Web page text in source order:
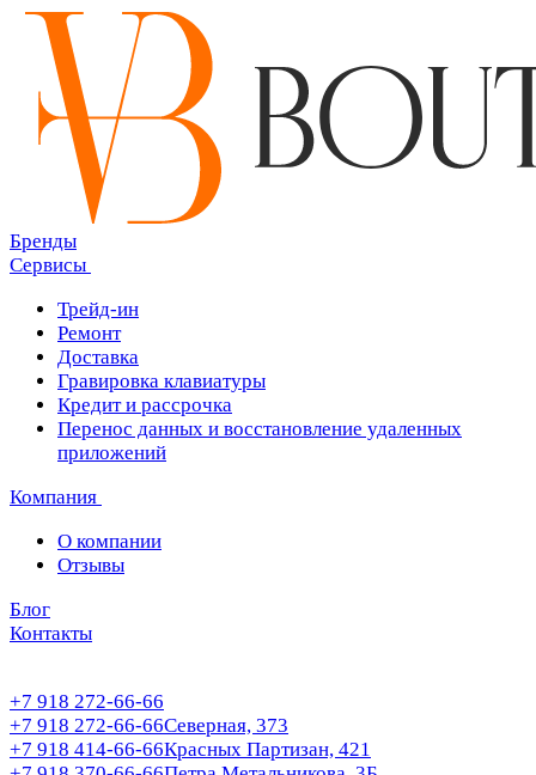
Бренды
Сервисы
Трейд-ин
Ремонт
Доставка
Гравировка клавиатуры
Кредит и рассрочка
Перенос данных и восстановление удаленных
приложений
Компания
О компании
Отзывы
Блог
Контакты
+7 918 272-66-66
+7 918 272-66-66Северная, 373
+7 918 414-66-66Красных Партизан, 421